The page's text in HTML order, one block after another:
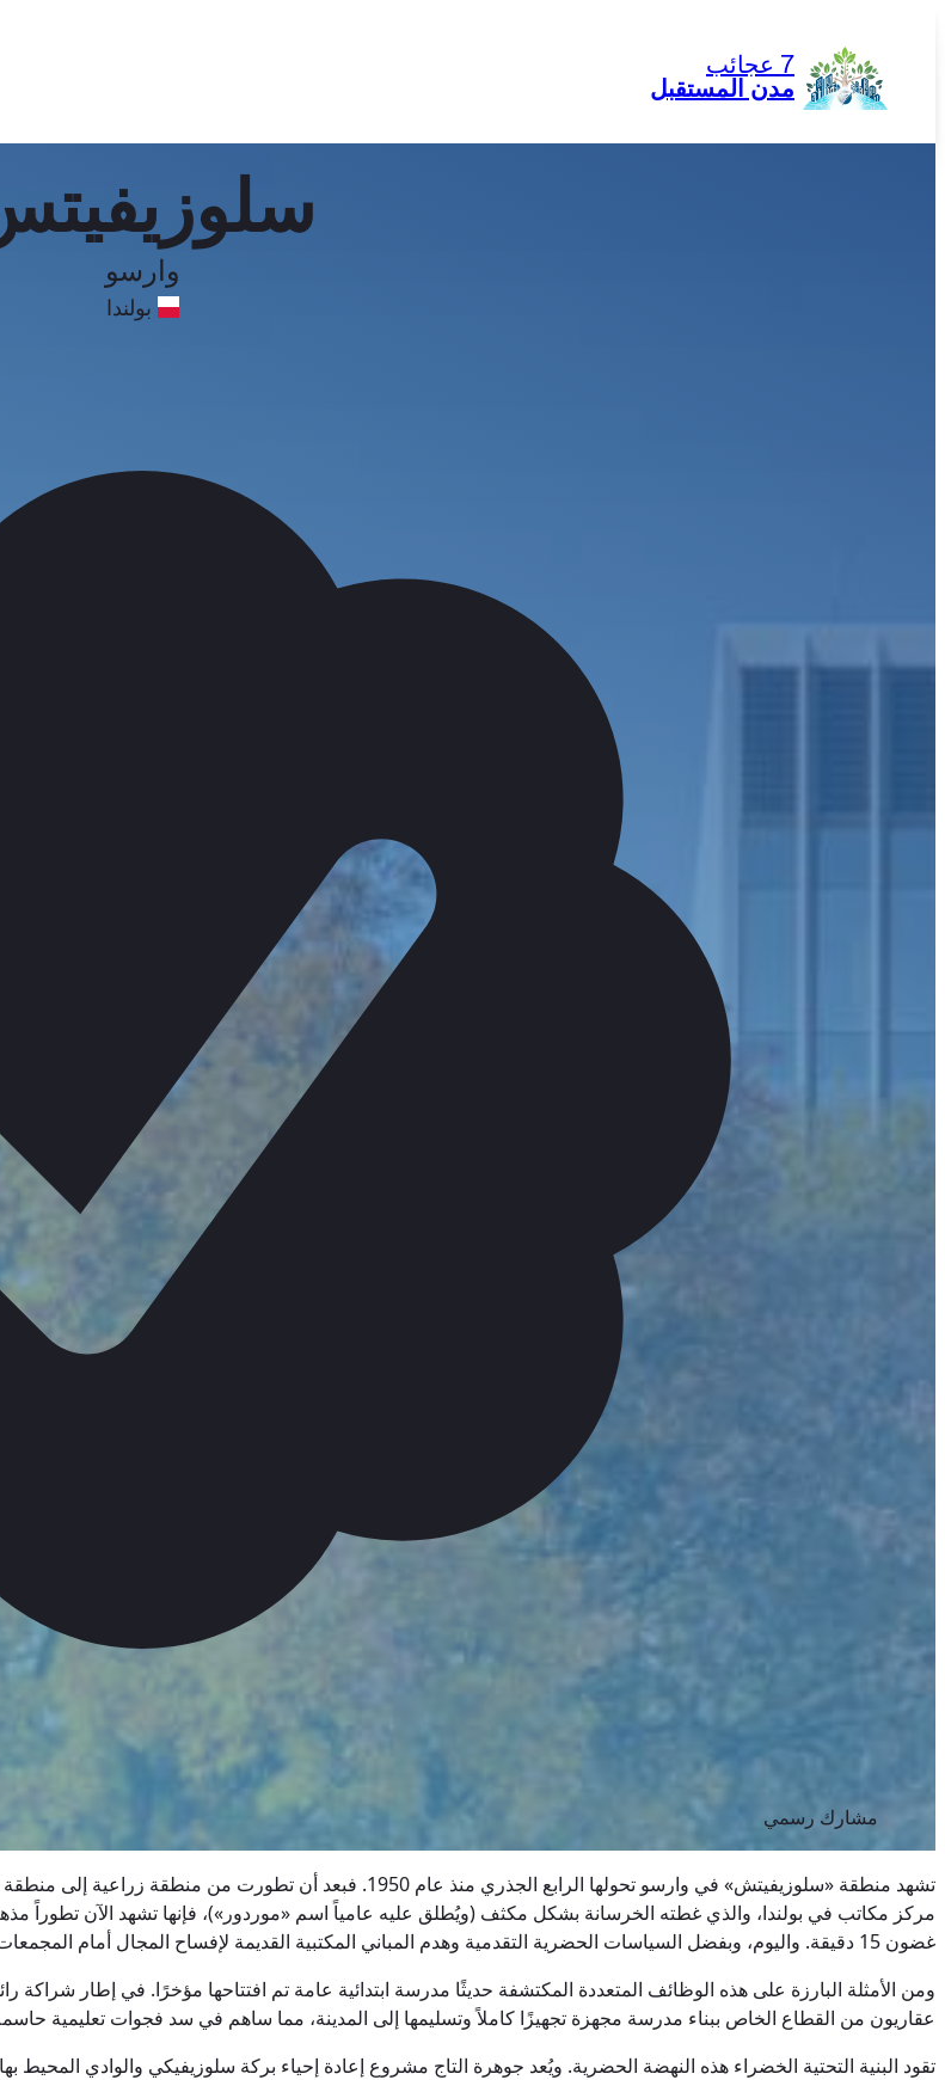
المحتوى
7 عجائب
مدن المستقبل
وارسو
بولندا
مشارك رسمي
تشهد منطقة «سلوزيفيتش» في وارسو تحولها الرابع الجذري منذ عام
مركز مكاتب في بولندا، والذي غطته الخرسانة بشكل مكثف (ويُطلق عليه عامياً اسم «موردور»)، فإنها تشهد الآن تطوراً
غضون 15 دقيقة. واليوم، وبفضل السياسات الحضرية التقدمية وهدم المباني المكتبية القديمة لإفساح المجال أمام المجمعات السكنية الحديثة، تكسر سلوزيفيتس بشكل نهائي نمطها الأحادي الوظيفي.
ومن الأمثلة البارزة على هذه الوظائف المتعددة المكتشفة حديثًا مدرسة ابتدائية عامة تم افتتاحها مؤخرًا. في إطار
عقاريون من القطاع الخاص ببناء مدرسة مجهزة تجهيزًا كاملاً وتسليمها إلى المدينة، مما ساهم في سد فجوات تعليمية
تقود البنية التحتية الخضراء هذه النهضة الحضرية. ويُعد جوهرة التاج مشروع إعادة إحياء بركة سلوزيفيكي والوادي المحيط